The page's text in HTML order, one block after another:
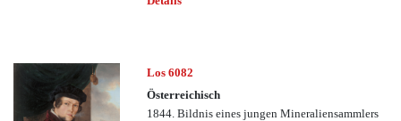
Los 6082
Österreichisch
1844. Bildnis eines jungen Mineraliensammlers